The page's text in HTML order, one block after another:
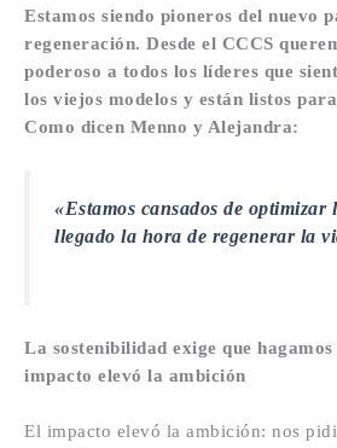
Estamos siendo pioneros del nuevo
regeneración. Desde el CCCS
poderoso a todos los líderes que
los viejos modelos y están listos
Como dicen Menno y Alejandra:
«Estamos cansados de
llegado la hora de regenerar la
La sostenibilidad exige que
impacto elevó la ambición
El impacto elevó la ambición: nos